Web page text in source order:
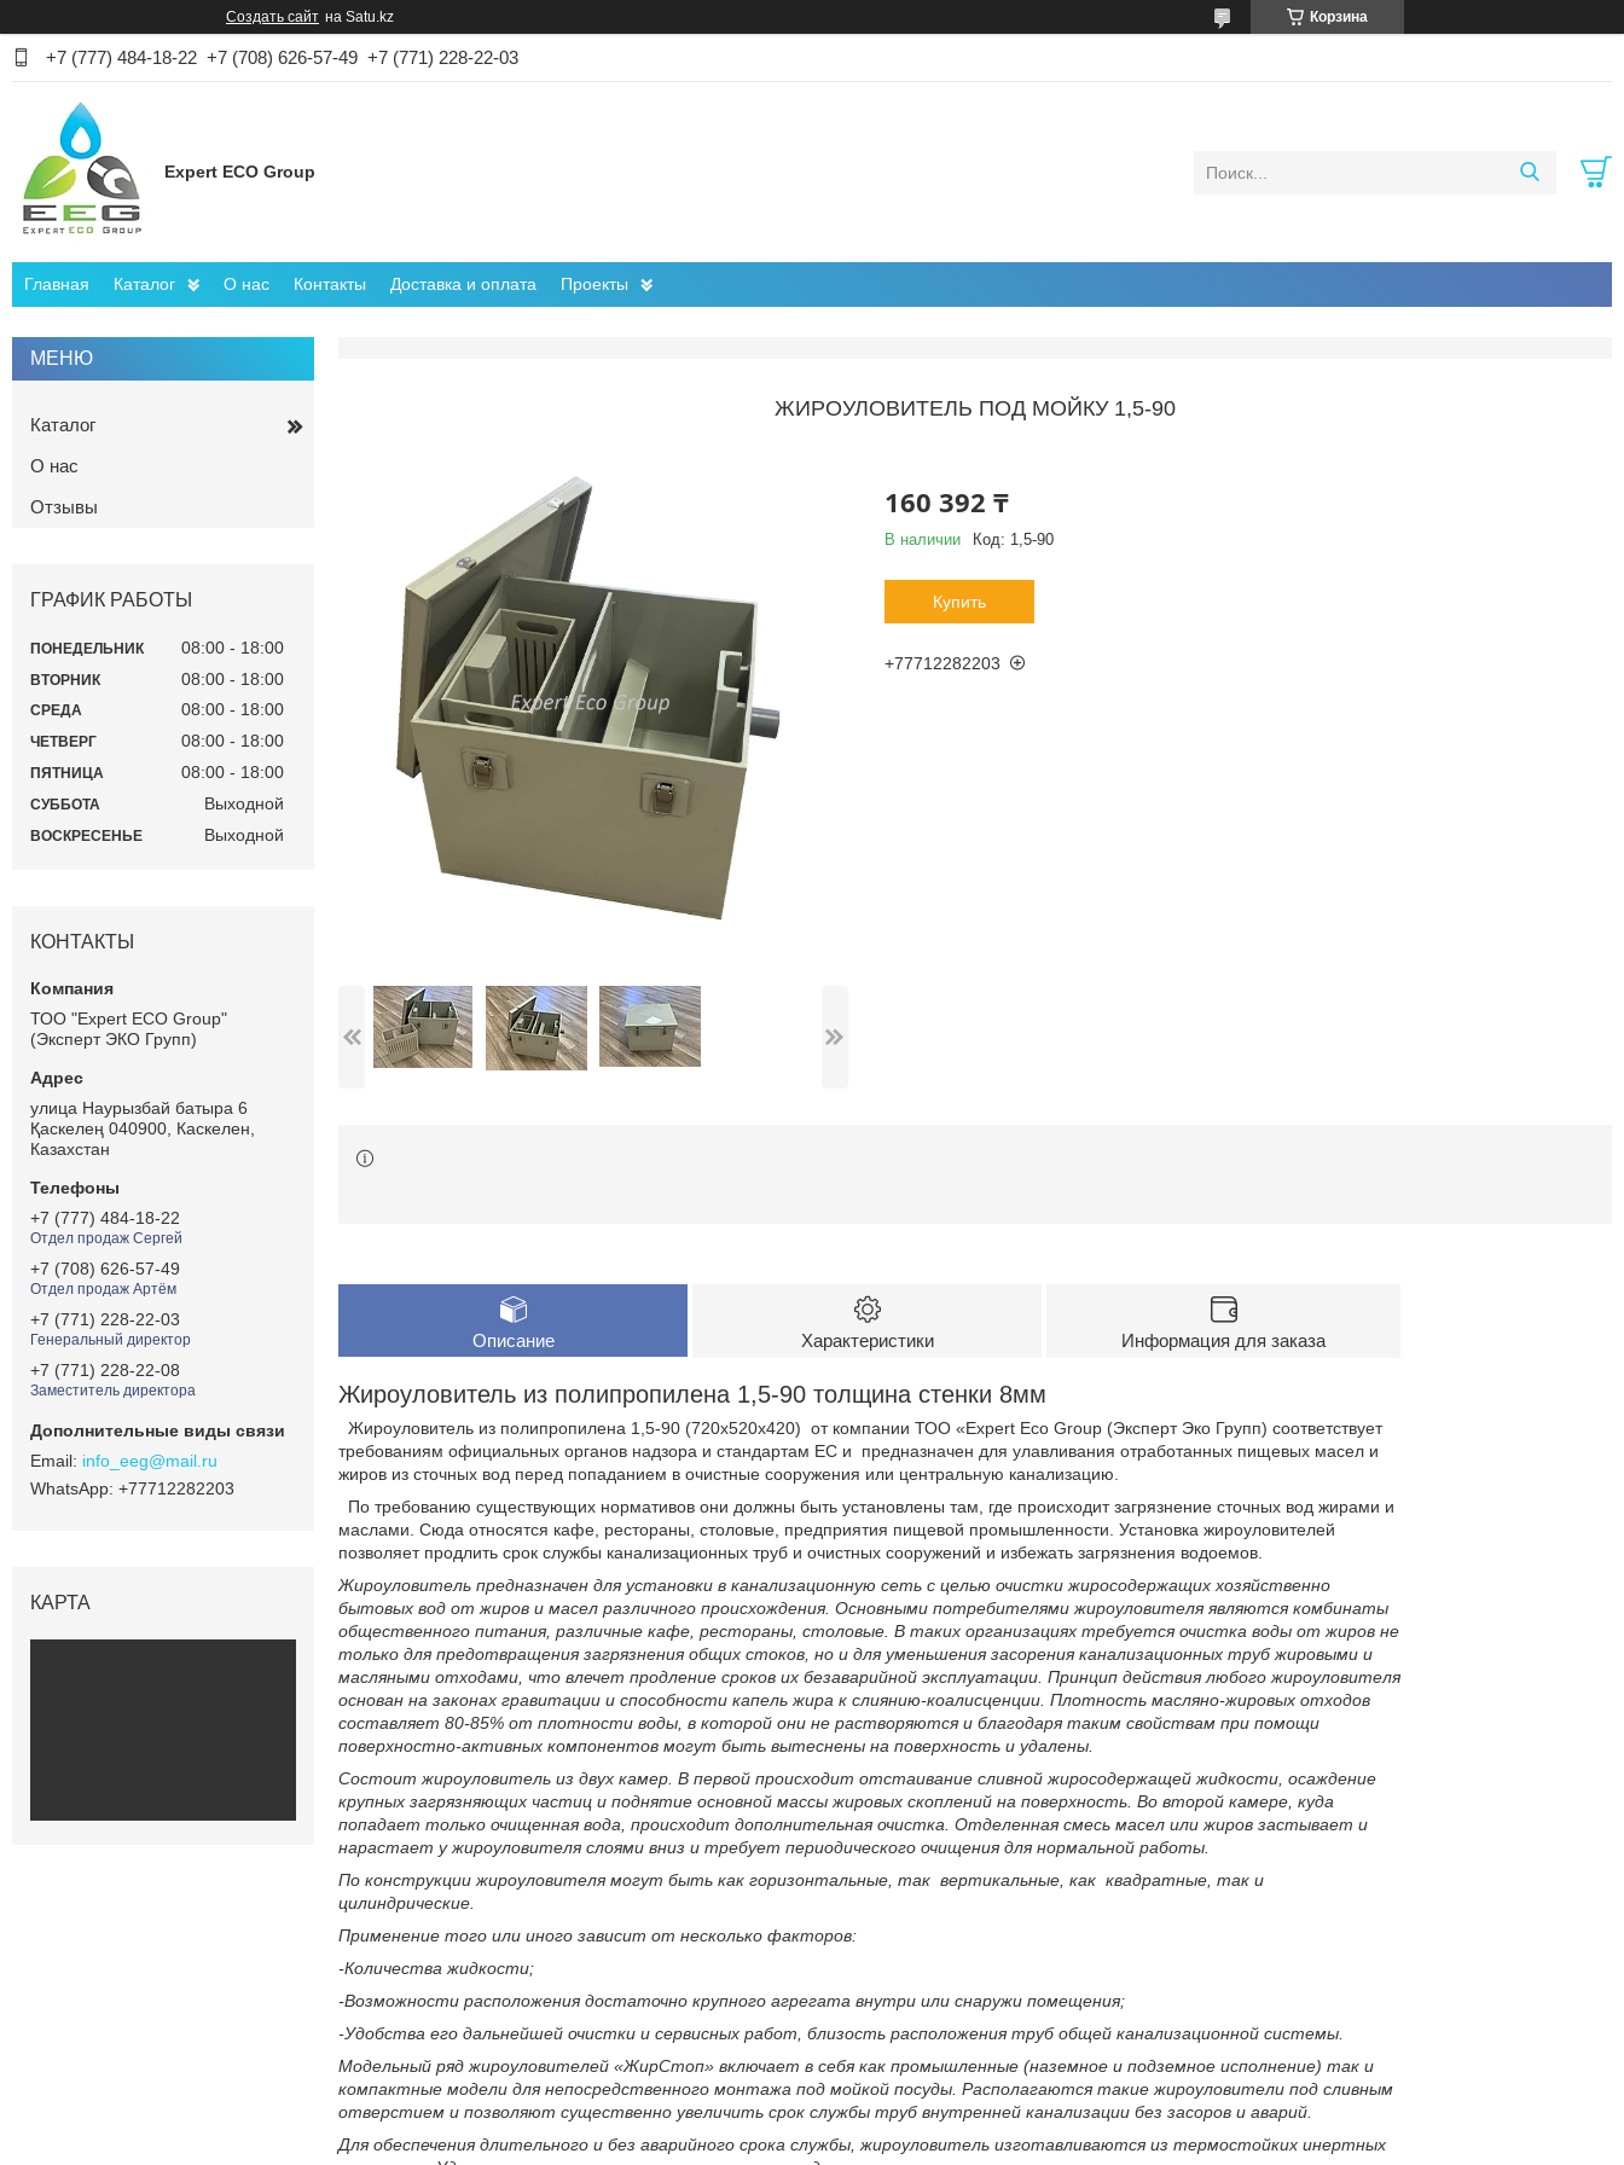
Создать сайт на Satu.kz Корзина
+7 (777) 484-18-22 +7 (708) 626-57-49 +7 (771) 228-22-03
Expert ECO Group
Главная Каталог О нас Контакты Доставка и оплата Проекты
ЖИРОУЛОВИТЕЛЬ ПОД МОЙКУ 1,5-90
160 392 ₸
В наличии Код: 1,5-90
Купить
+77712282203
Описание Характеристики Информация для заказа
Жироуловитель из полипропилена 1,5-90 толщина стенки 8мм
Жироуловитель из полипропилена 1,5-90 (720х520х420) от компании ТОО «Expert Eco Group (Эксперт Эко Групп) соответствует
требованиям официальных органов надзора и стандартам ЕС и предназначен для улавливания отработанных пищевых масел и
жиров из сточных вод перед попаданием в очистные сооружения или центральную канализацию.
По требованию существующих нормативов они должны быть установлены там, где происходит загрязнение сточных вод жирами и
маслами. Сюда относятся кафе, рестораны, столовые, предприятия пищевой промышленности. Установка жироуловителей
позволяет продлить срок службы канализационных труб и очистных сооружений и избежать загрязнения водоемов.
Жироуловитель предназначен для установки в канализационную сеть с целью очистки жиросодержащих хозяйственно
бытовых вод от жиров и масел различного происхождения. Основными потребителями жироуловителя являются комбинаты
общественного питания, различные кафе, рестораны, столовые. В таких организациях требуется очистка воды от жиров не
только для предотвращения загрязнения общих стоков, но и для уменьшения засорения канализационных труб жировыми и
масляными отходами, что влечет продление сроков их безаварийной эксплуатации. Принцип действия любого жироуловителя
основан на законах гравитации и способности капель жира к слиянию-коалисценции. Плотность масляно-жировых отходов
составляет 80-85% от плотности воды, в которой они не растворяются и благодаря таким свойствам при помощи
поверхностно-активных компонентов могут быть вытеснены на поверхность и удалены.
Состоит жироуловитель из двух камер. В первой происходит отстаивание сливной жиросодержащей жидкости, осаждение
крупных загрязняющих частиц и поднятие основной массы жировых скоплений на поверхность. Во второй камере, куда
попадает только очищенная вода, происходит дополнительная очистка. Отделенная смесь масел или жиров застывает и
нарастает у жироуловителя слоями вниз и требует периодического очищения для нормальной работы.
По конструкции жироуловителя могут быть как горизонтальные, так вертикальные, как квадратные, так и
цилиндрические.
Применение того или иного зависит от несколько факторов:
-Количества жидкости;
-Возможности расположения достаточно крупного агрегата внутри или снаружи помещения;
-Удобства его дальнейшей очистки и сервисных работ, близость расположения труб общей канализационной системы.
Модельный ряд жироуловителей «ЖирСтоп» включает в себя как промышленные (наземное и подземное исполнение) так и
компактные модели для непосредственного монтажа под мойкой посуды. Располагаются такие жироуловители под сливным
отверстием и позволяют существенно увеличить срок службы труб внутренней канализации без засоров и аварий.
Для обеспечения длительного и без аварийного срока службы, жироуловитель изготавливаются из термостойких инертных
Каталог
О нас
Отзывы
ГРАФИК РАБОТЫ
ПОНЕДЕЛЬНИК 08:00 18:00
ВТОРНИК 08:00 18:00
СРЕДА 08:00 18:00
ЧЕТВЕРГ 08:00 18:00
ПЯТНИЦА 08:00 18:00
СУББОТА Выходной
ВОСКРЕСЕНЬЕ Выходной
КОНТАКТЫ
ТОО "Expert ECO Group"
(Эксперт ЭКО Групп)
улица Наурызбай батыра 6
Қаскелең 040900, Каскелен,
Казахстан
+7 (777) 484-18-22
Отдел продаж Сергей
+7 (708) 626-57-49
Отдел продаж Артём
+7 (771) 228-22-03
Генеральный директор
+7 (771) 228-22-08
Заместитель директора
info_eeg@mail.ru
+77712282203
КАРТА